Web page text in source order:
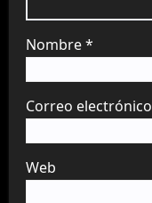
Nombre*
Correo electrónico
Web